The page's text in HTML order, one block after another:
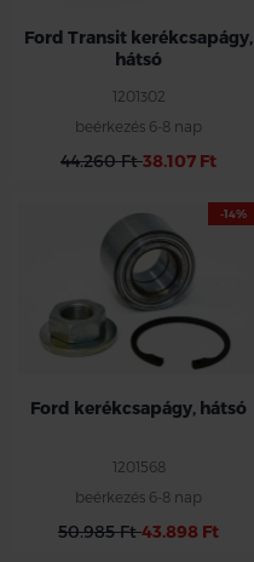
Ford Transit kerékcsapágy,
hátsó
1201302
beérkezés 6-8 nap
44.260 Ft38.107 Ft
-14%
Ford kerékcsapágy, hátsó
1201568
beérkezés 6-8 nap
50.985 Ft43.898 Ft